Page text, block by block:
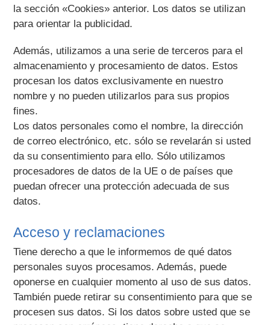
la sección «Cookies» anterior. Los datos se utilizan
para orientar la publicidad.
Además, utilizamos a una serie de terceros para el
almacenamiento y procesamiento de datos. Estos
procesan los datos exclusivamente en nuestro
nombre y no pueden utilizarlos para sus propios
fines.
Los datos personales como el nombre, la dirección
de correo electrónico, etc. sólo se revelarán si usted
da su consentimiento para ello. Sólo utilizamos
procesadores de datos de la UE o de países que
puedan ofrecer una protección adecuada de sus
datos.
Acceso y reclamaciones
Tiene derecho a que le informemos de qué datos
personales suyos procesamos. Además, puede
oponerse en cualquier momento al uso de sus datos.
También puede retirar su consentimiento para que se
procesen sus datos. Si los datos sobre usted que se